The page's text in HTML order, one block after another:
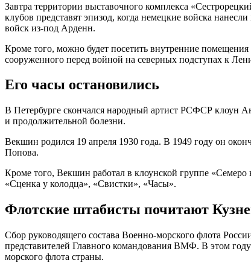
Завтра территории выставочного комплекса
клубов представят эпизод, когда немецкие войска
войск из-под Арденн.
Кроме того, можно будет посетить внутренние
сооруженного перед войной на северных подступах к
Его часы остановились
В Петербурге скончался народный артист РСФСР клоун
и продолжительной болезни.
Векшин родился 19 апреля 1930 года. В 1949 году он
Попова.
Кроме того, Векшин работал в клоунской группе
«Сценка у колодца», «Свистки», «Часы».
Флотские штабисты почитают
Сбор руководящего состава Военно-морского флота
представителей Главного командования ВМФ. В этом
морского флота страны.